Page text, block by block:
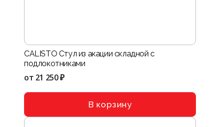
CALISTO Стул из акации складной с
подлокотниками
от 21 250 ₽
В корзину